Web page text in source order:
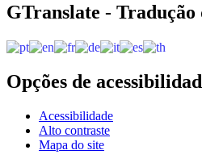
GTranslate - Tradução
Opções de
Acessibilidade
Alto contraste
Mapa do site